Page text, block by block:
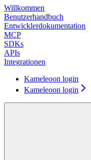
Willkommen
Benutzerhandbuch
Entwicklerdokumentation
MCP
SDKs
APIs
Integrationen
Kameleoon login
Kameleoon login